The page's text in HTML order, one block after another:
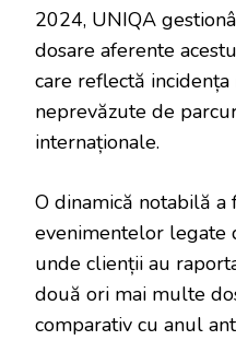
2024, UNIQA
dosare aferente
care reflectă
neprevăzute de
internaționale.
O dinamică notabilă
evenimentelor legate
unde clienții au
două ori mai multe
comparativ cu anul